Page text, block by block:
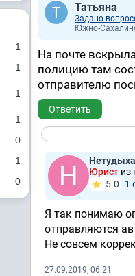
1
1
1
1
0
1
0
Татьяна
Задано
Южно-
На почте
полицию там
отправителю
Ответить
Юрист из
5.0
1
Я так понимаю
отправляются
Не совсем
27.09.2019, 06:21